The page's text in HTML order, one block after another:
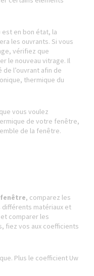
est en bon état, la
les ouvrants. Si vous
vérifiez que
le nouveau vitrage. Il
l’ouvrant afin de
thermique du
vous voulez
de votre fenêtre,
de la fenêtre.
fenêtre, comparez les
matériaux et
comparer les
fiez vos aux coefficients
Plus le coefficient Uw